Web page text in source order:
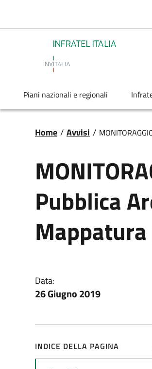
Infratel
Piani nazionali e regionali
Briciole di pane
Home / Avvisi /
Pubblica
Data:
26 Giugno 2019
INDICE DELLA PAGINA